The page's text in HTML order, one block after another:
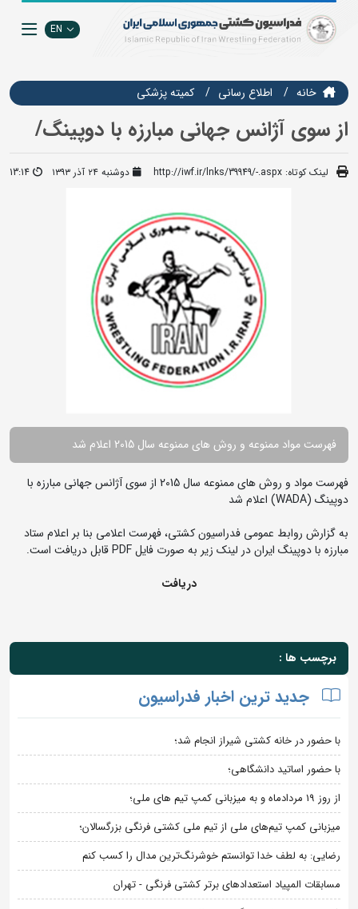
EN
خانه اطلاع رسانی کمیته پزشکی
از سوی آژانس جهانی مبارزه با دوپینگ/
لینک کوتاه: http://iwf.ir/lnks/39949/-.aspx دوشنبه ۲۴ آذر ۱۳۹۳ 13:14
فهرست مواد ممنوعه و روش های ممنوعه سال 2015 اعلام شد
فهرست مواد و روش های ممنوعه سال 2015 از سوی آژانس جهانی مبارزه با
دوپینگ (WADA) اعلام شد
به گزارش روابط عمومی فدراسیون کشتی، فهرست اعلامی بنا بر اعلام ستاد
مبارزه با دوپینگ ایران در لینک زیر به صورت فایل PDF قابل دریافت است.
دریافت
برچسب ها :
جدید ترین اخبار فدراسیون
با حضور در خانه کشتی شیراز انجام شد؛
با حضور اساتید دانشگاهی؛
از روز 19 مردادماه و به میزبانی کمپ تیم های ملی؛
میزبانی کمپ تیم‌های ملی از تیم ملی کشتی فرنگی بزرگسالان؛
رضایی: به لطف خدا توانستم خوشرنگ‌ترین مدال را کسب کنم
مسابقات المپیاد استعدادهای برتر کشتی فرنگی - تهران